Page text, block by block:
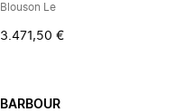
Blouson Le
3.471,50 €
BARBOUR